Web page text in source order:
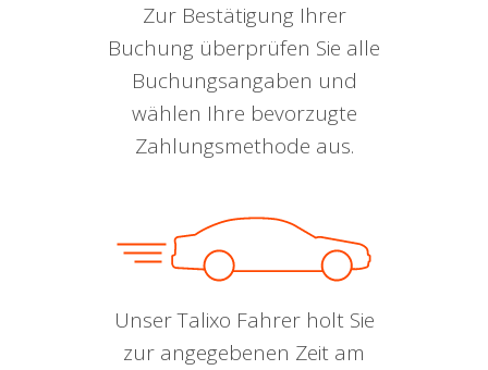
Zur Bestätigung Ihrer
Buchung überprüfen Sie alle
Buchungsangaben und
wählen Ihre bevorzugte
Zahlungsmethode aus.
Unser Talixo Fahrer holt Sie
zur angegebenen Zeit am